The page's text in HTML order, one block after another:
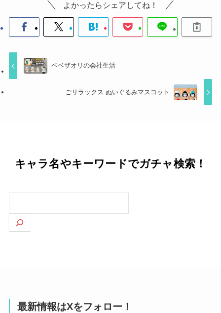
よかったらシェアしてね！
ベベザオリの会社生活
ごリラックス ぬいぐるみマスコット
キャラ名やキーワードでガチャ検索！
索
最新情報はXをフォロー！